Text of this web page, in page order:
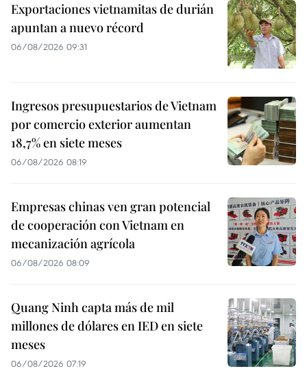
Exportaciones vietnamitas de durián
apuntan a nuevo récord
06/08/2026 09:31
Ingresos presupuestarios de Vietnam
por comercio exterior aumentan
18,7% en siete meses
06/08/2026 08:19
Empresas chinas ven gran potencial
de cooperación con Vietnam en
mecanización agrícola
06/08/2026 08:09
Quang Ninh capta más de mil
millones de dólares en IED en siete
meses
06/08/2026 07:19